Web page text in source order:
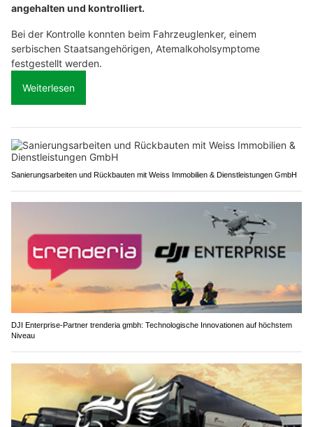
angehalten und kontrolliert.
Bei der Kontrolle konnten beim Fahrzeuglenker, einem
serbischen Staatsangehörigen, Atemalkoholsymptome
festgestellt werden.
Weiterlesen
Sanierungsarbeiten und Rückbauten mit Weiss Immobilien & Dienstleistungen GmbH
DJI Enterprise-Partner trenderia gmbh: Technologische Innovationen auf höchstem
Niveau